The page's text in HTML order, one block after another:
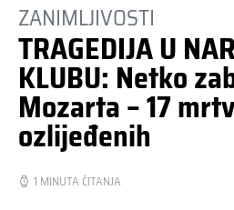
ZANIMLJIVOSTI
TRAGEDIJA U
KLUBU: Netko
Mozarta – 17
ozlijeđenih
1 MINUTA ČITANJA